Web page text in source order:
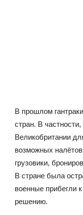
В прошлом
стран. В
Великобритании
возможных
грузовики,
В стране была
военные прибегли
решению.